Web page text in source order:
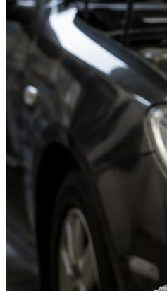
Меню